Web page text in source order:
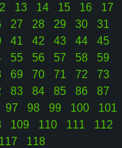
13 14 15 16
17
27 28 29 30
31
41 42 43 44
45
55 56 57 58
59
69 70 71 72
73
83 84 85 86
87
97 98 99 100
101
109 110 111
112
117 118